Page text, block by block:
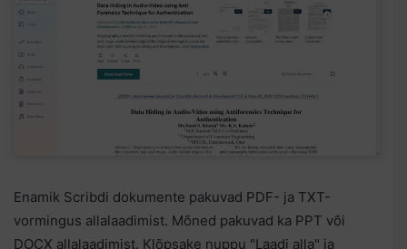
Enamik Scribdi dokumente pakuvad PDF- ja TXT-
vormingus allalaadimist. Mõned pakuvad ka PPT või
DOCX allalaadimist. Klõpsake nuppu "Laadi alla" ja